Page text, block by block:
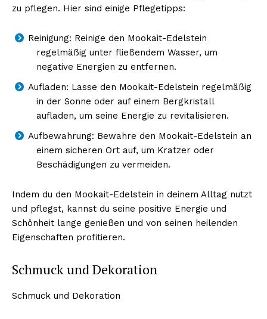
zu pflegen. Hier sind einige Pflegetipps:
Reinigung: Reinige den Mookait-Edelstein
regelmäßig unter fließendem Wasser, um
negative Energien zu entfernen.
Aufladen: Lasse den Mookait-Edelstein regelmäßig
in der Sonne oder auf einem Bergkristall
aufladen, um seine Energie zu revitalisieren.
Aufbewahrung: Bewahre den Mookait-Edelstein an
einem sicheren Ort auf, um Kratzer oder
Beschädigungen zu vermeiden.
Indem du den Mookait-Edelstein in deinem Alltag nutzt
und pflegst, kannst du seine positive Energie und
Schönheit lange genießen und von seinen heilenden
Eigenschaften profitieren.
Schmuck und Dekoration
Schmuck und Dekoration